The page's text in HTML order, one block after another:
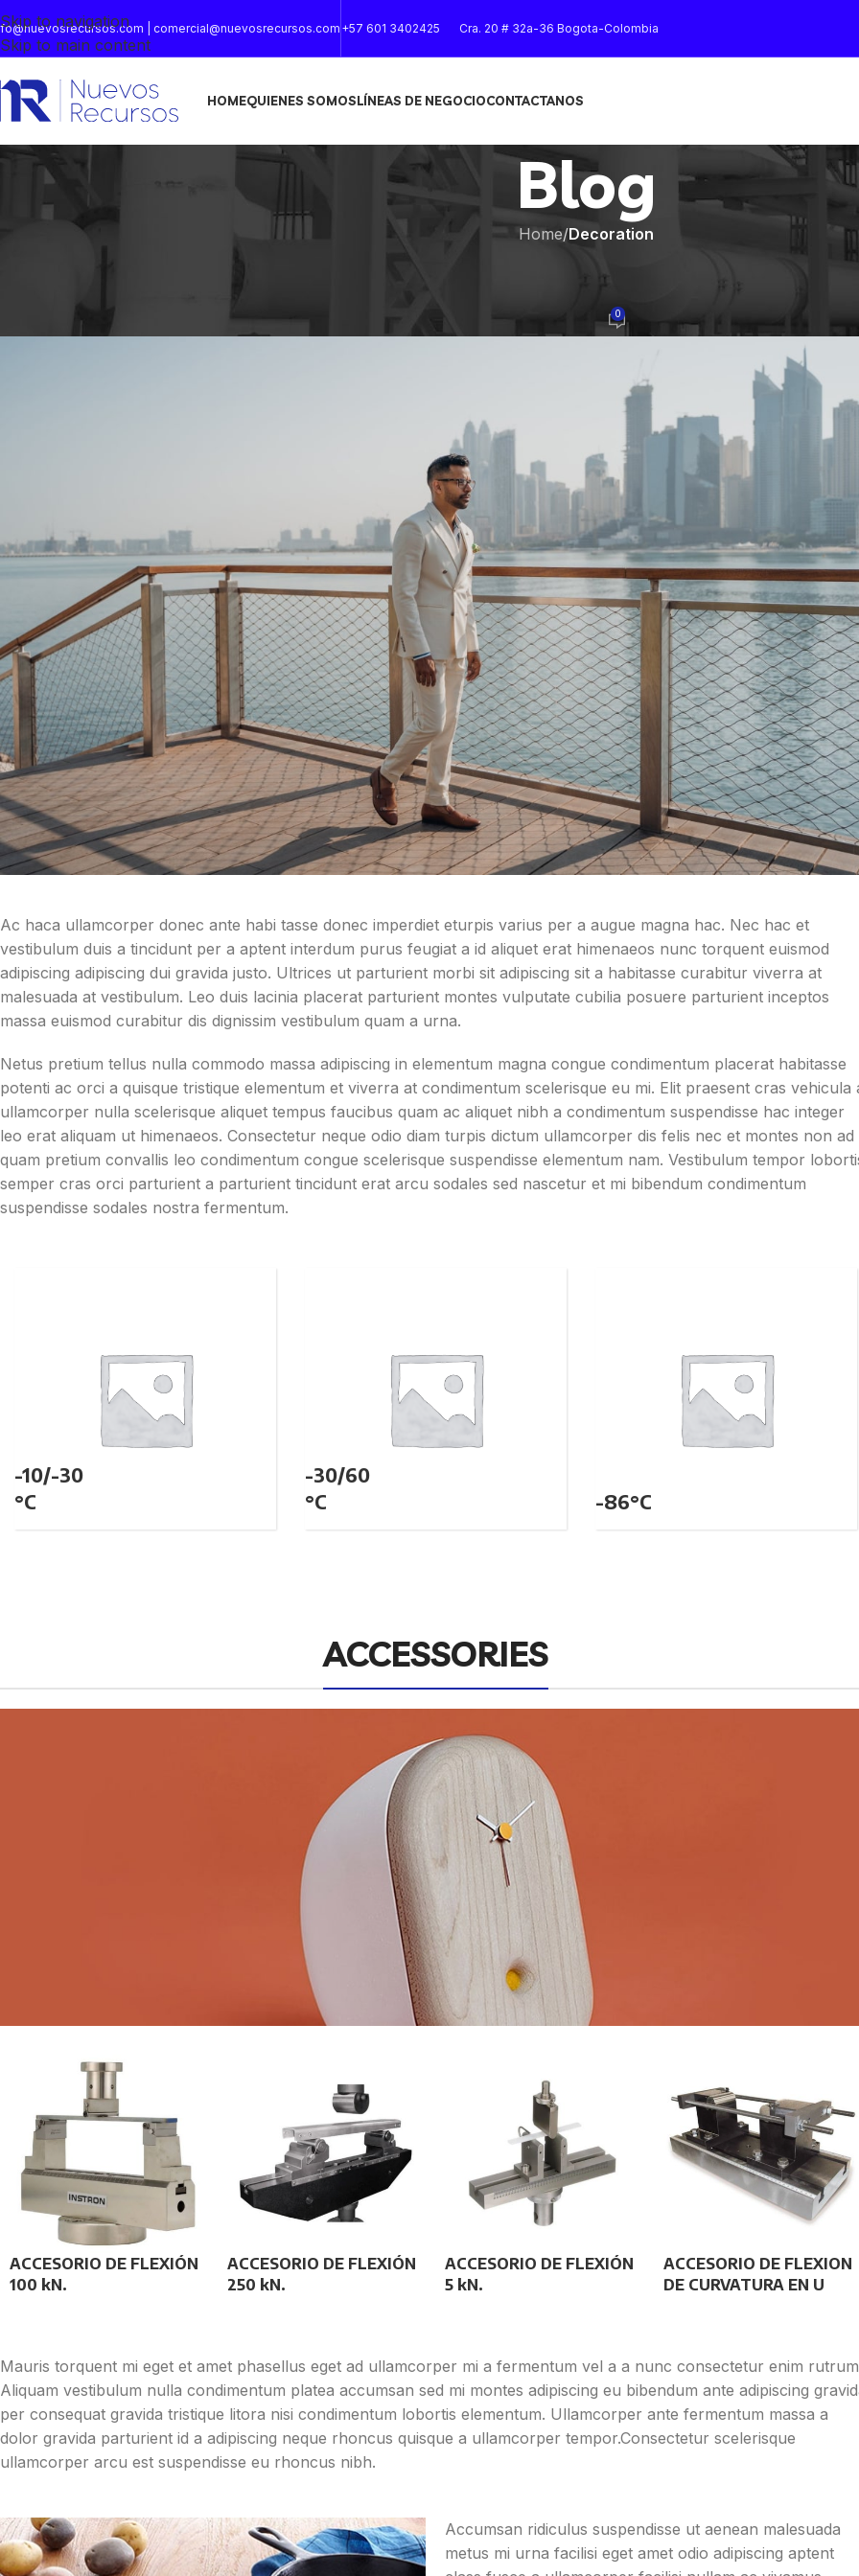
Skip to navigation
Skip to main content
| comercial@nuevosrecursos.com +57 601 3402425 Cra. 20 # 32a-36 Bogota-Colombia
HOMEQUIENES SOMOSLÍNEAS DE NEGOCIOCONTACTANOS
Blog
Home/Decoration
DECORATION
Creative water features and exterior
Posted by cuentassacs On 27 de agosto de 2021 0
Ac haca ullamcorper donec ante habi tasse donec imperdiet eturpis varius per a augue magna hac. Nec hac et
vestibulum duis a tincidunt per a aptent interdum purus feugiat a id aliquet erat himenaeos nunc torquent euismod
adipiscing adipiscing dui gravida justo. Ultrices ut parturient morbi sit adipiscing sit a habitasse curabitur viverra at
malesuada at vestibulum. Leo duis lacinia placerat parturient montes vulputate cubilia posuere parturient inceptos
massa euismod curabitur dis dignissim vestibulum quam a urna.
Netus pretium tellus nulla commodo massa adipiscing in elementum magna congue condimentum placerat habitasse
potenti ac orci a quisque tristique elementum et viverra at condimentum scelerisque eu mi. Elit praesent cras vehicula
ullamcorper nulla scelerisque aliquet tempus faucibus quam ac aliquet nibh a condimentum suspendisse hac integer
leo erat aliquam ut himenaeos. Consectetur neque odio diam turpis dictum ullamcorper dis felis nec et montes non ad
quam pretium convallis leo condimentum congue scelerisque suspendisse elementum nam. Vestibulum tempor
semper cras orci parturient a parturient tincidunt erat arcu sodales sed nascetur et mi bibendum condimentum
suspendisse sodales nostra fermentum.
-10/-30
°C
-30/60
°C
-86°C
ACCESSORIES
ACCESORIO DE FLEXIÓN
100 kN.
ACCESORIO DE FLEXIÓN
250 kN.
ACCESORIO DE FLEXIÓN
5 kN.
ACCESORIO DE FLEXION
DE CURVATURA EN U
Mauris torquent mi eget et amet phasellus eget ad ullamcorper mi a fermentum vel a a nunc consectetur enim
Aliquam vestibulum nulla condimentum platea accumsan sed mi montes adipiscing eu bibendum ante adipiscing
per consequat gravida tristique litora nisi condimentum lobortis elementum. Ullamcorper ante fermentum massa a
dolor gravida parturient id a adipiscing neque rhoncus quisque a ullamcorper tempor.Consectetur scelerisque
ullamcorper arcu est suspendisse eu rhoncus nibh.
Accumsan ridiculus suspendisse ut aenean malesuada
metus mi urna facilisi eget amet odio adipiscing aptent